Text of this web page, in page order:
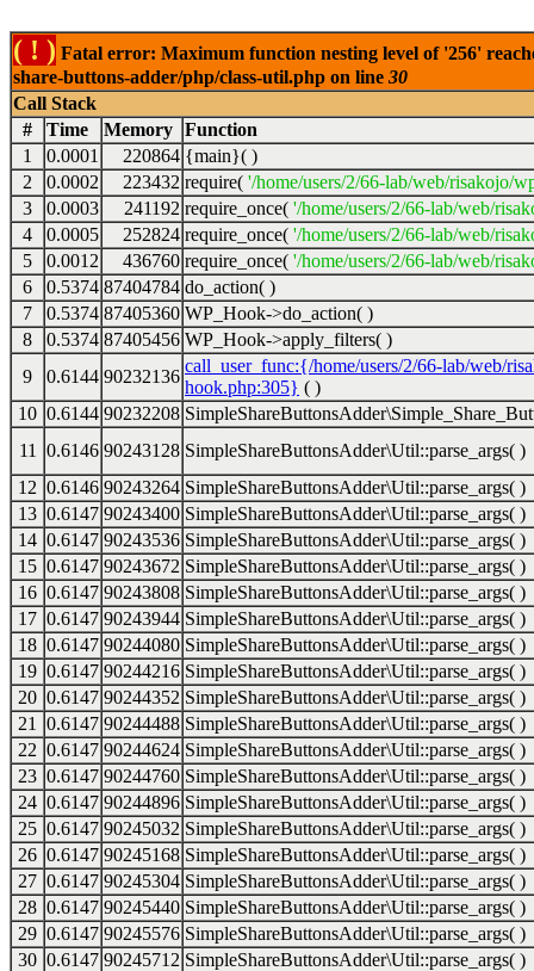
( ! ) Fatal error: Maximum function nesting level of '256'
share-buttons-adder/php/class-util.php on line 30
Call Stack
#
Time Memory Function
1
0.0001 220864 {main}( )
2
0.0002 223432 require( '/home/users/2/66-lab/web/risakojo/
3
0.0003 241192 require_once( '/home/users/2/66-lab/web/
4
0.0005 252824 require_once( '/home/users/2/66-lab/web/
5
0.0012 436760 require_once( '/home/users/2/66-lab/web/
6
0.5374 87404784 do_action( )
7
0.5374 87405360 WP_Hook->do_action( )
8
0.5374 87405456 WP_Hook->apply_filters( )
9
0.6144 90232136
call_user_func:{/home/users/2/66-lab/web/
hook.php:305} ( )
10 0.6144 90232208
11
0.6146 90243128 SimpleShareButtonsAdder\Util::parse_args( )
12 0.6146 90243264 SimpleShareButtonsAdder\Util::parse_args( )
13 0.6147 90243400 SimpleShareButtonsAdder\Util::parse_args( )
14 0.6147 90243536 SimpleShareButtonsAdder\Util::parse_args( )
15 0.6147 90243672 SimpleShareButtonsAdder\Util::parse_args( )
16 0.6147 90243808 SimpleShareButtonsAdder\Util::parse_args( )
17 0.6147 90243944 SimpleShareButtonsAdder\Util::parse_args( )
18 0.6147 90244080 SimpleShareButtonsAdder\Util::parse_args( )
19 0.6147 90244216 SimpleShareButtonsAdder\Util::parse_args( )
20 0.6147 90244352 SimpleShareButtonsAdder\Util::parse_args( )
21
0.6147 90244488 SimpleShareButtonsAdder\Util::parse_args( )
22 0.6147 90244624 SimpleShareButtonsAdder\Util::parse_args( )
23 0.6147 90244760 SimpleShareButtonsAdder\Util::parse_args( )
24 0.6147 90244896 SimpleShareButtonsAdder\Util::parse_args( )
25 0.6147 90245032 SimpleShareButtonsAdder\Util::parse_args( )
26 0.6147 90245168 SimpleShareButtonsAdder\Util::parse_args( )
27 0.6147 90245304 SimpleShareButtonsAdder\Util::parse_args( )
28 0.6147 90245440 SimpleShareButtonsAdder\Util::parse_args( )
29 0.6147 90245576 SimpleShareButtonsAdder\Util::parse_args( )
30 0.6147 90245712 SimpleShareButtonsAdder\Util::parse_args( )